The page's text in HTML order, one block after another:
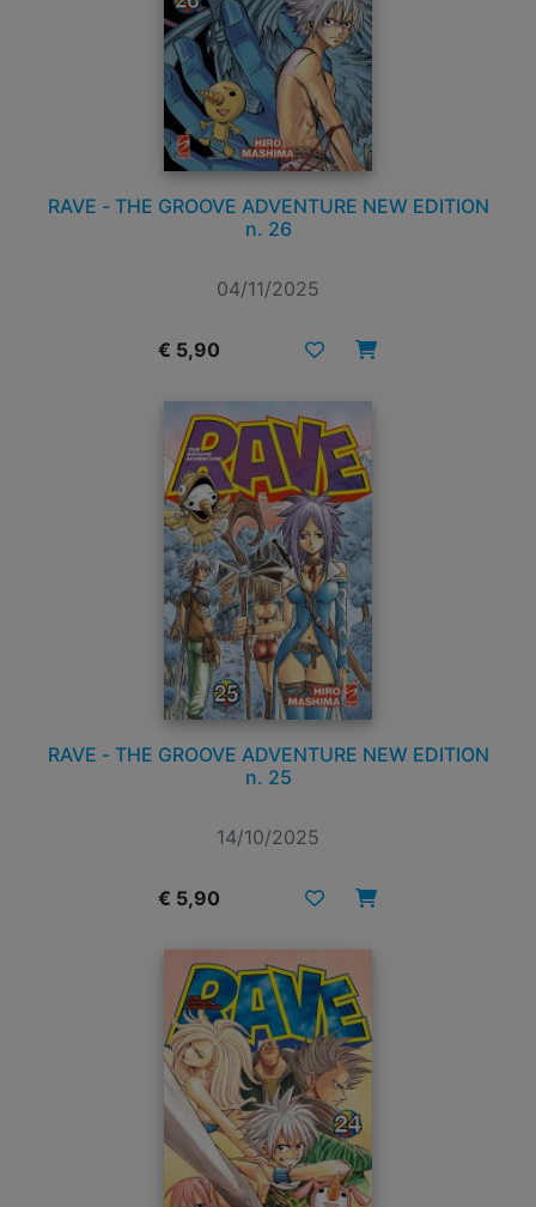
RAVE - THE GROOVE ADVENTURE NEW EDITION
n. 26
04/11/2025
€ 5,90
RAVE - THE GROOVE ADVENTURE NEW EDITION
n. 25
14/10/2025
€ 5,90